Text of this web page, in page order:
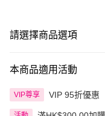
請選擇商品選項
本商品適用活動
VIP尊享 VIP 95折優惠